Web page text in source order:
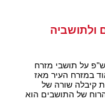
ולתושביה
על תושבי מזרח
במזרח העיר מאז
קיבלה שורה של
של התושבים הוא